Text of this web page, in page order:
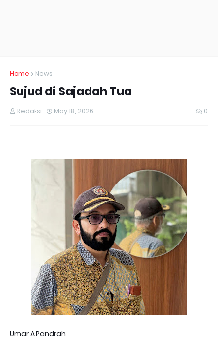
Home News
Sujud di Sajadah Tua
Redaksi May 18, 2026 0
Umar A Pandrah